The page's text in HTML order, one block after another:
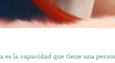
es la capacidad que tiene una